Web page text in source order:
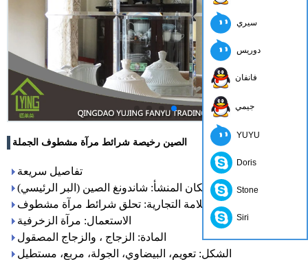
الصين رخيصة شرائط مرآة مشطوف الجملة
تفاصيل سريعة
مكان المنشأ: شاندونغ الصين (البر الرئيسي)
اسم العلامة التجارية: تحلق شرائط مرآة مشطوف
الاستعمال: مرآة الزخرفية
المادة: الزجاج ، والزجاج المصقول
الشكل: تعويم، البيضاوي، الجولة، مربع، مستطيل
سيري
دوريس
فانفان
جيمي
YUYU
Doris
Stone
Siri